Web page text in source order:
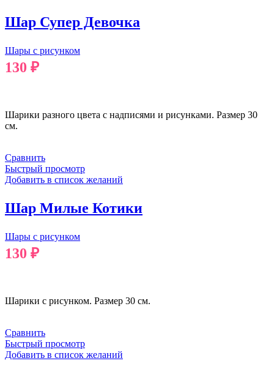
Шар Супер Девочка
Шары с рисунком
130 ₽
Шарики разного цвета с надписями и рисунками. Размер 30
см.
Сравнить
Быстрый просмотр
Добавить в список желаний
Шар Милые Котики
Шары с рисунком
130 ₽
Шарики с рисунком. Размер 30 см.
Сравнить
Быстрый просмотр
Добавить в список желаний